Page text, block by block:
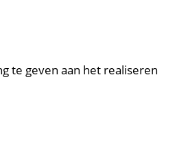
te geven aan het realiseren